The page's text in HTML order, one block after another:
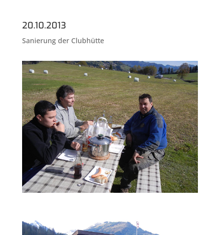
20.10.2013
Sanierung der Clubhütte